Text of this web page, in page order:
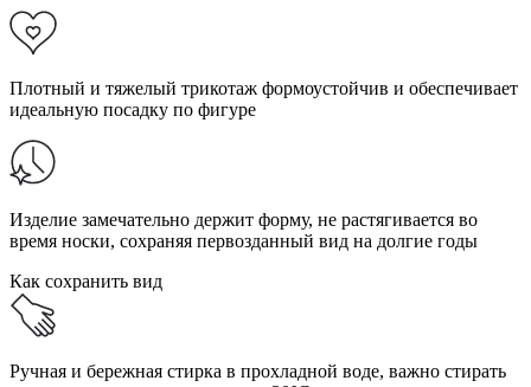
Плотный и тяжелый трикотаж формоустойчив и обеспечивает
идеальную посадку по фигуре
Изделие замечательно держит форму, не растягивается во
время носки, сохраняя первозданный вид на долгие годы
Как сохранить вид
Ручная и бережная стирка в прохладной воде, важно стирать